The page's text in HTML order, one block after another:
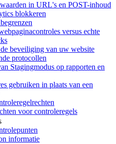
in URL's en POST-inhoud
blokkeren
versus echte
beveiliging van uw website
protocollen
Stagingmodus op rapporten en
gebruiken in plaats van een
voor controleregels
informatie